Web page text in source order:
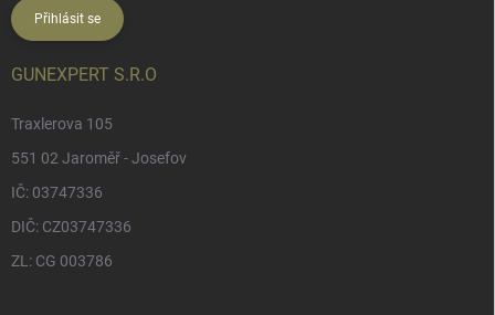
Přihlásit se
GUNEXPERT S.R.O
Traxlerova 105
551 02 Jaroměř - Josefov
IČ: 03747336
DIČ: CZ03747336
ZL: CG 003786